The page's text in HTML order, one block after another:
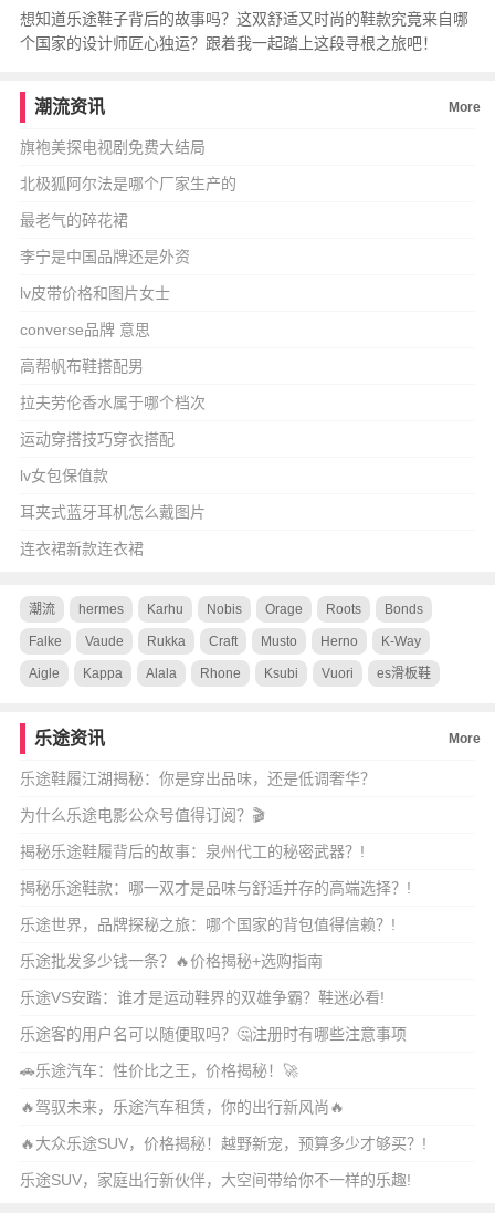
想知道乐途鞋子背后的故事吗？这双舒适又时尚的鞋款究竟来自哪
个国家的设计师匠心独运？跟着我一起踏上这段寻根之旅吧！
潮流资讯 More
旗袍美探电视剧免费大结局
北极狐阿尔法是哪个厂家生产的
最老气的碎花裙
李宁是中国品牌还是外资
lv皮带价格和图片女士
converse品牌 意思
高帮帆布鞋搭配男
拉夫劳伦香水属于哪个档次
运动穿搭技巧穿衣搭配
lv女包保值款
耳夹式蓝牙耳机怎么戴图片
连衣裙新款连衣裙
潮流 hermes Karhu Nobis Orage Roots Bonds
Falke Vaude Rukka Craft Musto Herno K-Way
Aigle Kappa Alala Rhone Ksubi Vuori es滑板鞋
乐途资讯 More
乐途鞋履江湖揭秘：你是穿出品味，还是低调奢华？
为什么乐途电影公众号值得订阅？🎬
揭秘乐途鞋履背后的故事：泉州代工的秘密武器？!
揭秘乐途鞋款：哪一双才是品味与舒适并存的高端选择？!
乐途世界，品牌探秘之旅：哪个国家的背包值得信赖？!
乐途批发多少钱一条？🔥价格揭秘+选购指南
乐途VS安踏：谁才是运动鞋界的双雄争霸？鞋迷必看!
乐途客的用户名可以随便取吗？🤔注册时有哪些注意事项
🚗乐途汽车：性价比之王，价格揭秘！🚀
🔥驾驭未来，乐途汽车租赁，你的出行新风尚🔥
🔥大众乐途SUV，价格揭秘！越野新宠，预算多少才够买？!
乐途SUV，家庭出行新伙伴，大空间带给你不一样的乐趣!